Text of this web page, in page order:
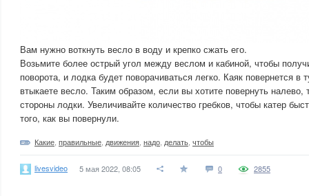
Вам нужно воткнуть весло в воду и крепко сжать его.
Возьмите более острый угол между веслом и кабиной, чтобы
поворота, и лодка будет поворачиваться легко. Каяк повернется в
втыкаете весло. Таким образом, если вы хотите повернуть
стороны лодки. Увеличивайте количество гребков, чтобы катер
того, как вы повернули.
Какие правильные движения надо делать чтобы
livesvideo 5 мая 2022, 08:05 0 2855